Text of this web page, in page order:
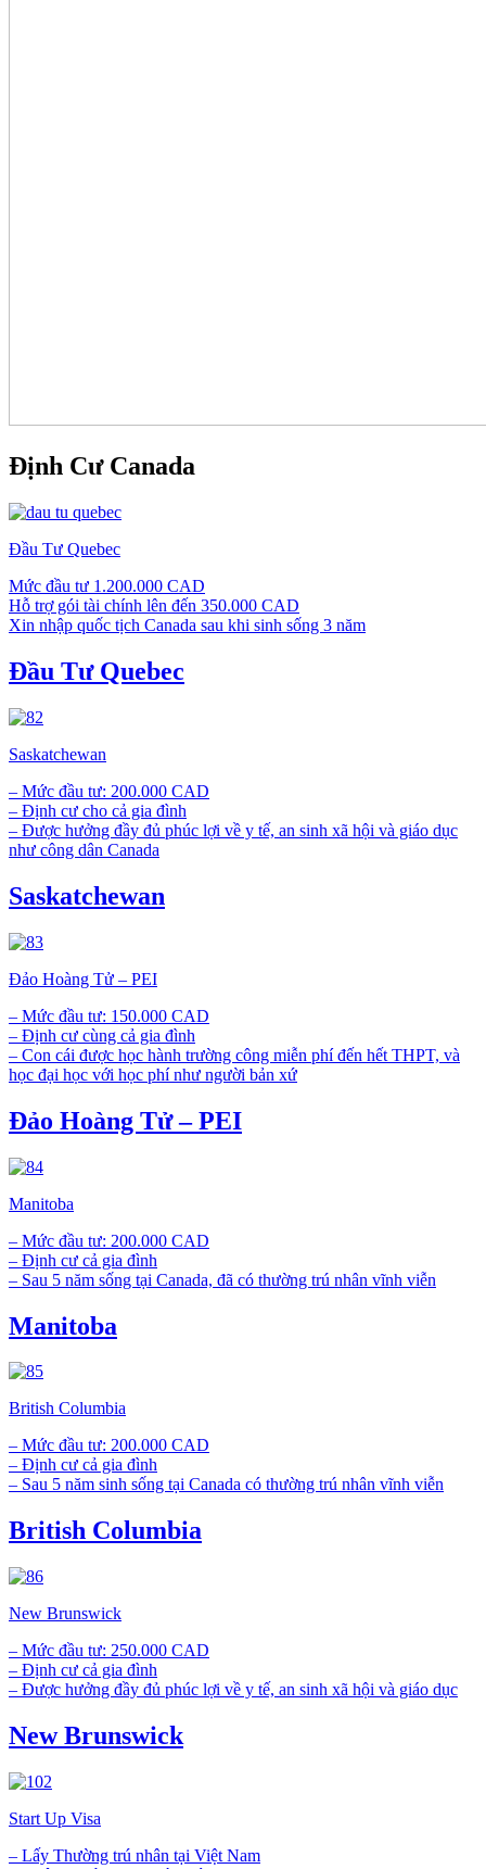
Định Cư Canada
Đầu Tư Quebec
Mức đầu tư 1.200.000 CAD
Hỗ trợ gói tài chính lên đến 350.000 CAD
Xin nhập quốc tịch Canada sau khi sinh sống 3 năm
Đầu Tư Quebec
Saskatchewan
– Mức đầu tư: 200.000 CAD
– Định cư cho cả gia đình
– Được hưởng đầy đủ phúc lợi về y tế, an sinh xã hội và giáo dục
như công dân Canada
Saskatchewan
Đảo Hoàng Tử – PEI
– Mức đầu tư: 150.000 CAD
– Định cư cùng cả gia đình
– Con cái được học hành trường công miễn phí đến hết THPT, và
học đại học với học phí như người bản xứ
Đảo Hoàng Tử – PEI
Manitoba
– Mức đầu tư: 200.000 CAD
– Định cư cả gia đình
– Sau 5 năm sống tại Canada, đã có thường trú nhân vĩnh viễn
Manitoba
British Columbia
– Mức đầu tư: 200.000 CAD
– Định cư cả gia đình
– Sau 5 năm sinh sống tại Canada có thường trú nhân vĩnh viễn
British Columbia
New Brunswick
– Mức đầu tư: 250.000 CAD
– Định cư cả gia đình
– Được hưởng đầy đủ phúc lợi về y tế, an sinh xã hội và giáo dục
New Brunswick
Start Up Visa
– Lấy Thường trú nhân tại Việt Nam